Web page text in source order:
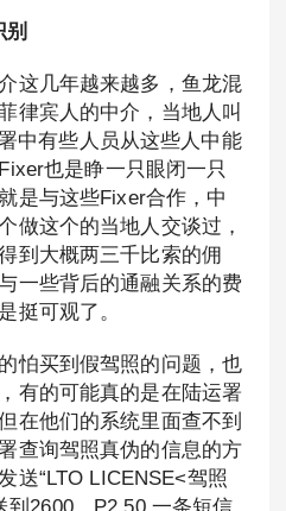
别
这几年越来越多，鱼龙混
律宾人的中介，当地人叫
中有些人员从这些人中能
也是睁一只眼闭一只
是与这些Fixer合作，中
做这个的当地人交谈过，
到大概两三千比索的佣
一些背后的通融关系的费
挺可观了。
怕买到假驾照的问题，也
有的可能真的是在陆运署
在他们的系统里面查不到
查询驾照真伪的信息的方
送“LTO LICENSE<驾照
到2600，P2.50 一条短信